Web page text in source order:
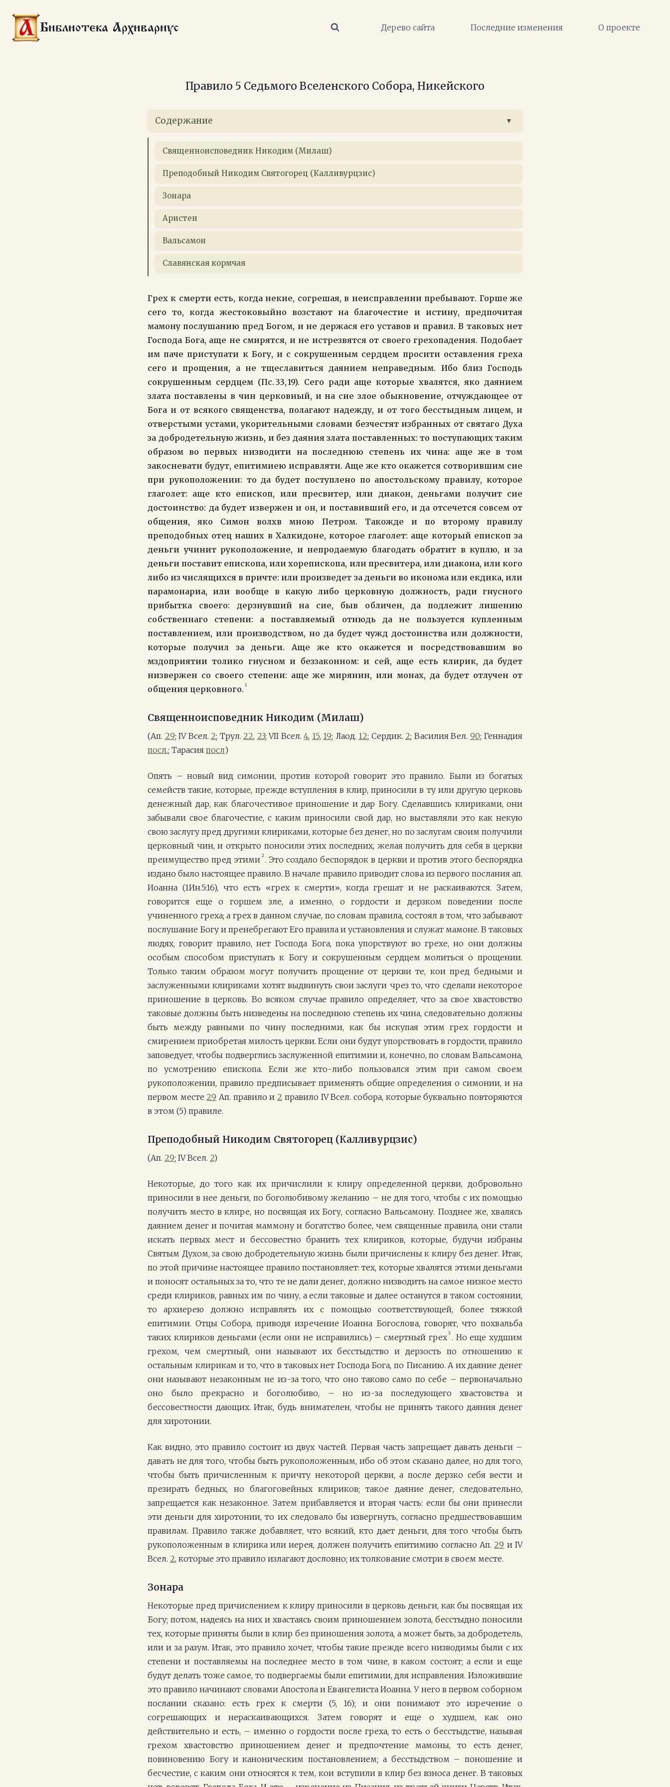
содержимомуБиблиотека Архивариус Дерево сайта Последние изменения О проекте
Правило 5 Седьмого Вселенского Собора, Никейского
Содержание ▼
Священноисповедник Никодим (Милаш)
Преподобный Никодим Святогорец (Калливурцзис)
Зонара
Аристен
Вальсамон
Славянская кормчая
Грех к смерти есть, когда некие, согрешая, в неисправлении пребывают. Горше же
сего то, когда жестоковыйно возстают на благочестие и истину, предпочитая
мамону послушанию пред Богом, и не держася его уставов и правил. В таковых нет
Господа Бога, аще не смирятся, и не истрезвятся от своего грехопадения. Подобает
им паче приступати к Богу, и с сокрушенным сердцем просити оставления греха
сего и прощения, а не тщеславиться даянием неправедным. Ибо близ Господь
сокрушенным сердцем (Пс. 33, 19). Сего ради аще которые хвалятся, яко даянием
злата поставлены в чин церковный, и на сие злое обыкновение, отчуждающее от
Бога и от всякого священства, полагают надежду, и от того бесстыдным лицем, и
отверстыми устами, укорительными словами безчестят избранных от святаго Духа
за добродетельную жизнь, и без даяния злата поставленных: то поступающих таким
образом во первых низводити на последнюю степень их чина: аще же в том
закосневати будут, епитимиею исправляти. Аще же кто окажется сотворившим сие
при рукоположении: то да будет поступлено по апостольскому правилу, которое
глаголет: аще кто епископ, или пресвитер, или диакон, деньгами получит сие
достоинство: да будет извержен и он, и поставивший его, и да отсечется совсем от
общения, яко Симон волхв мною Петром. Такожде и по второму правилу
преподобных отец наших в Халкидоне, которое глаголет: аще который епископ за
деньги учинит рукоположение, и непродаемую благодать обратит в куплю, и за
деньги поставит епископа, или хорепископа, или пресвитера, или диакона, или кого
либо из числящихся в причте: или произведет за деньги во иконома или екдика, или
парамонариа, или вообще в какую либо церковную должность, ради гнусного
прибытка своего: дерзнувший на сие, быв обличен, да подлежит лишению
собственнаго степени: а поставляемый отнюдь да не пользуется купленным
поставлением, или производством, но да будет чужд достоинства или должности,
которые получил за деньги. Аще же кто окажется и посредствовавшим во
мздоприятии толико гнусном и беззаконном: и сей, аще есть клирик, да будет
низвержен со своего степени: аще же мирянин, или монах, да будет отлучен от
общения церковного. 1
Священноисповедник Никодим (Милаш)
(Ап. 29; IV Всел. 2; Трул. 22, 23; VII Всел. 4, 15, 19; Лаод. 12; Сердик. 2; Василия Вел. 90; Геннадия
посл.; Тарасия посл)
Опять – новый вид симонии, против которой говорит это правило. Были из богатых
семейств такие, которые, прежде вступления в клир, приносили в ту или другую церковь
денежный дар, как благочестивое приношение и дар Богу. Сделавшись клириками, они
забывали свое благочестие, с каким приносили свой дар, но выставляли это как некую
свою заслугу пред другими клириками, которые без денег, но по заслугам своим получили
церковный чин, и открыто поносили этих последних, желая получить для себя в церкви
преимущество пред этими 2. Это создало беспорядок в церкви и против этого беспорядка
издано было настоящее правило. В начале правило приводит слова из первого послания ап.
Иоанна (1Ин.5:16), что есть «грех к смерти», когда грешат и не раскаиваются. Затем,
говорится еще о горшем зле, а именно, о гордости и дерзком поведении после
учиненного греха; а грех в данном случае, по словам правила, состоял в том, что забывают
послушание Богу и пренебрегают Его правила и установления и служат мамоне. В таковых
людях, говорит правило, нет Господа Бога, пока упорствуют во грехе, но они должны
особым способом приступать к Богу и сокрушенным сердцем молиться о прощении.
Только таким образом могут получить прощение от церкви те, кои пред бедными и
заслуженными клириками хотят выдвинуть свои заслуги чрез то, что сделали некоторое
приношение в церковь. Во всяком случае правило определяет, что за свое хвастовство
таковые должны быть низведены на последнюю степень их чина, следовательно должны
быть между равными по чину последними, как бы искупая этим грех гордости и
смирением приобретая милость церкви. Если они будут упорствовать в гордости, правило
заповедует, чтобы подверглись заслуженной епитимии и, конечно, по словам Вальсамона,
по усмотрению епископа. Если же кто-либо пользовался этим при самом своем
рукоположении, правило предписывает применять общие определения о симонии, и на
первом месте29 Ап. правило и2 правило IV Всел. собора, которые буквально повторяются
в этом (5) правиле.
Преподобный Никодим Святогорец (Калливурцзис)
(Ап. 29; IV Всел. 2)
Некоторые, до того как их причислили к клиру определенной церкви, добровольно
приносили в нее деньги, по боголюбивому желанию – не для того, чтобы с их помощью
получить место в клире, но посвящая их Богу, согласно Вальсамону. Позднее же, хвалясь
даянием денег и почитая маммону и богатство более, чем священные правила, они стали
искать первых мест и бессовестно бранить тех клириков, которые, будучи избраны
Святым Духом, за свою добродетельную жизнь были причислены к клиру без денег. Итак,
по этой причине настоящее правило постановляет: тех, которые хвалятся этими деньгами
и поносят остальных за то, что те не дали денег, должно низводить на самое низкое место
среди клириков, равных им по чину, а если таковые и далее останутся в таком состоянии,
то архиерею должно исправлять их с помощью соответствующей, более тяжкой
епитимии. Отцы Собора, приводя изречение Иоанна Богослова, говорят, что похвальба
таких клириков деньгами (если они не исправились) – смертный грех 3 . Но еще худшим
грехом, чем смертный, они называют их бесстыдство и дерзость по отношению к
остальным клирикам и то, что в таковых нет Господа Бога, по Писанию. А их даяние денег
они называют незаконным не из-за того, что оно таково само по себе – первоначально
оно было прекрасно и боголюбиво, – но из-за последующего хвастовства и
бессовестности дающих. Итак, будь внимателен, чтобы не принять такого даяния денег
для хиротонии.
Как видно, это правило состоит из двух частей. Первая часть запрещает давать деньги –
давать не для того, чтобы быть рукоположенным, ибо об этом сказано далее, но для того,
чтобы быть причисленным к причту некоторой церкви, а после дерзко себя вести и
презирать бедных, но благоговейных клириков; такое даяние денег, следовательно,
запрещается как незаконное. Затем прибавляется и вторая часть: если бы они принесли
эти деньги для хиротонии, то их следовало бы извергнуть, согласно предшествовавшим
правилам. Правило также добавляет, что всякий, кто дает деньги, для того чтобы быть
рукоположенным в клирика или иерея, должен получить епитимию согласно Ап.29 и IV
Всел. 2, которые это правило излагают дословно; их толкование смотри в своем месте.
Зонара
Некоторые пред причислением к клиру приносили в церковь деньги, как бы посвящая их
Богу; потом, надеясь на них и хвастаясь своим приношением золота, бесстыдно поносили
тех, которые приняты были в клир без приношения золота, а может быть, за добродетель,
или и за разум. Итак, это правило хочет, чтобы такие прежде всего низводимы были с их
степени и поставляемы на последнее место в том чине, в каком состоят; а если и еще
будут делать тоже самое, то подвергаемы были епитимии, для исправления. Изложившие
это правило начинают словами Апостола и Евангелиста Иоанна. У него в первом соборном
послании сказано: есть грех к смерти (5, 16); и они понимают это изречение о
согрешающих и нераскаивающихся. Затем говорят и еще о худшем, как оно
действительно и есть, – именно о гордости после греха, то есть о бесстыдстве, называя
грехом хвастовство приношением денег и предпочтение мамоны, то есть денег,
повиновению Богу и каноническим постановлением; а бесстыдством – поношение и
бесчестие, с каким они относятся к тем, кои вступили в клир без взноса денег. В таковых